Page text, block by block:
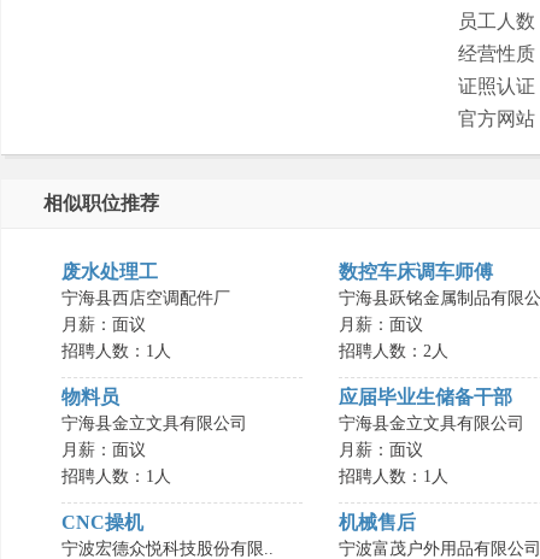
员工人数
经营性质
证照认证
官方网站
相似职位推荐
废水处理工
宁海县西店空调配件厂
月薪：面议
招聘人数：1人
数控车床调车师傅
宁海县跃铭金属制品有限
月薪：面议
招聘人数：2人
物料员
宁海县金立文具有限公司
月薪：面议
招聘人数：1人
应届毕业生储备干部
宁海县金立文具有限公司
月薪：面议
招聘人数：1人
CNC操机
宁波宏德众悦科技股份有限..
机械售后
宁波富茂户外用品有限公司